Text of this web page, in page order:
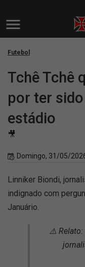
Futebol
Tchê Tchê
por ter
estádio
🎥
Domingo, 31/05/
Linniker Biondi,
indignado com
Januário.
⚠️ Relato: